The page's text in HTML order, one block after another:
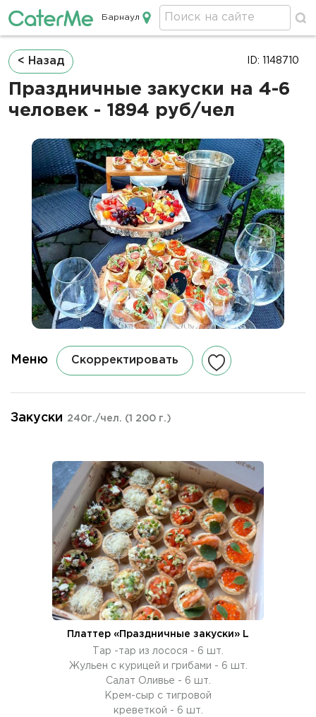
Кейтеринг в Барнауле
Барнаул
Строка
навигации
< Назад
Праздничные закуски на 4-6
человек - 1894 руб/чел
ID: 1148710
Меню Скорректировать
Закуски 240г./чел. (1 200 г.)
Платтер «Праздничные закуски» L
Тар -тар из лосося - 6 шт.
Жульен с курицей и грибами - 6 шт.
Салат Оливье - 6 шт.
Крем-сыр с тигровой
креветкой - 6 шт.